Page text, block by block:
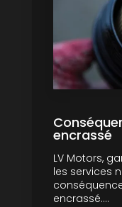
encrassé
LV Motors,
les services
encrassé....